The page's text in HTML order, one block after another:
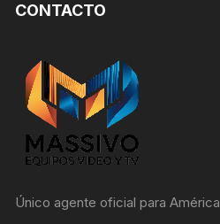
CONTACTO
Único agente oficial para América